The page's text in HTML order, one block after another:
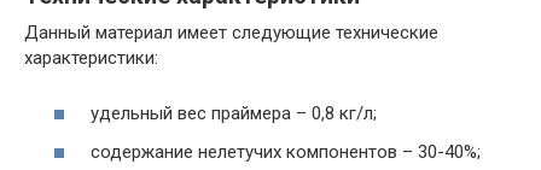
Данный материал имеет следующие технические
характеристики:
удельный вес праймера – 0,8 кг/л;
содержание нелетучих компонентов – 30-40%;